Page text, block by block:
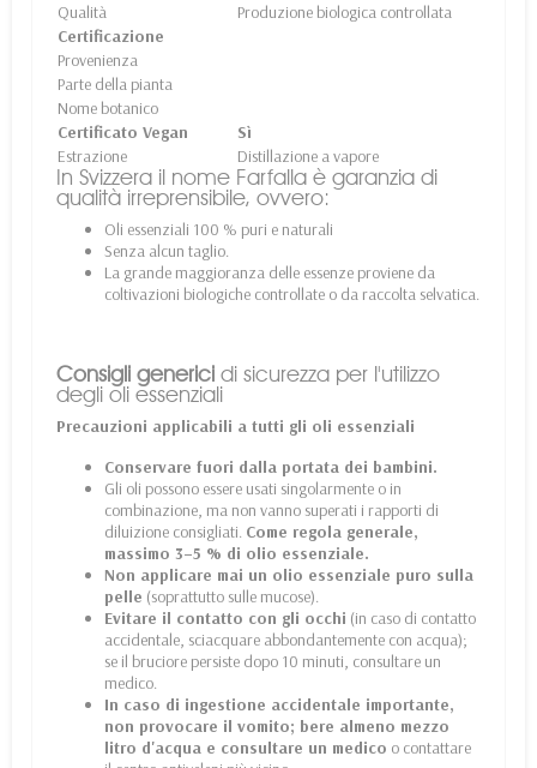
Qualità
Produzione biologica controllata
Certificazione
Provenienza
Parte della pianta
Nome botanico
Certificato Vegan
Sì
Estrazione
Distillazione a vapore
In Svizzera il nome Farfalla è garanzia di
qualità irreprensibile, ovvero:
Oli essenziali 100 % puri e naturali
Senza alcun taglio.
La grande maggioranza delle essenze proviene da
coltivazioni biologiche controllate o da raccolta selvatica.
Consigli generici di sicurezza per l'utilizzo
degli oli essenziali
Precauzioni applicabili a tutti gli oli essenziali
Conservare fuori dalla portata dei bambini.
Gli oli possono essere usati singolarmente o in
combinazione, ma non vanno superati i rapporti di
diluizione consigliati. Come regola generale,
massimo 3–5 % di olio essenziale.
Non applicare mai un olio essenziale puro sulla
pelle (soprattutto sulle mucose).
Evitare il contatto con gli occhi (in caso di contatto
accidentale, sciacquare abbondantemente con acqua);
se il bruciore persiste dopo 10 minuti, consultare un
medico.
In caso di ingestione accidentale importante,
non provocare il vomito; bere almeno mezzo
litro d'acqua e consultare un medico o contattare